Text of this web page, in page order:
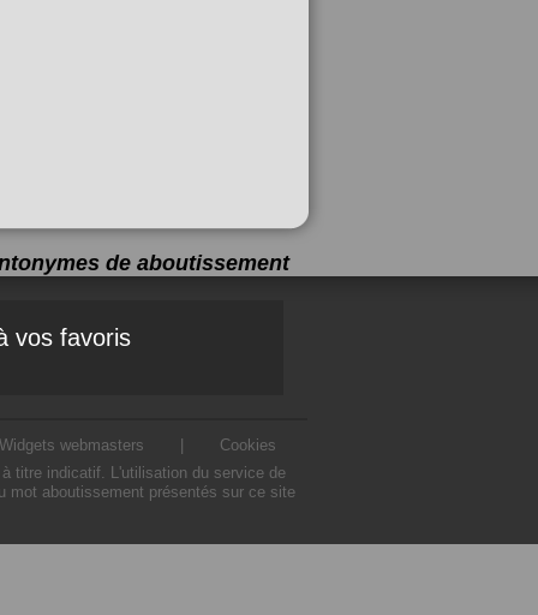
de aboutissement
vos favoris
Widgets webmasters
Cookies
titre indicatif. L'utilisation du service de
mot aboutissement présentés sur ce site